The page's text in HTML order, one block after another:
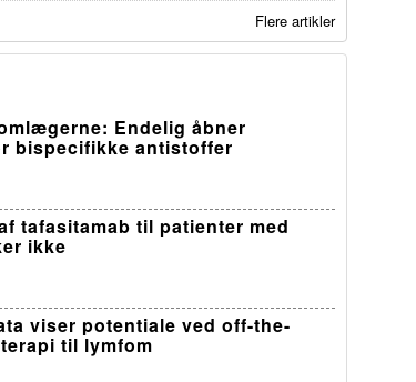
Flere artikler
Endelig åbner
bispecifikke antistoffer
tafasitamab til patienter med
ikke
viser potentiale ved off-the-
til lymfom